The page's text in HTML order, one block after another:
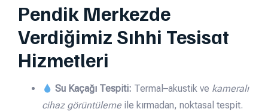
Pendik Merkezde
Verdiğimiz Sıhhi Tesisat
Hizmetleri
Su Kaçağı Tespiti: Termal–akustik ve kameralı
cihaz görüntüleme ile kırmadan, noktasal tespit.